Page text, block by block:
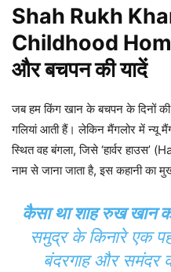
Shah Rukh
Childhood
और बचपन की यादें
जब हम किंग खान के बचपन के दिनों की
गलियां आती हैं। लेकिन मैंगलोर में न्यू
स्थित वह बंगला, जिसे ‘हार्वर हाउस’
नाम से जाना जाता है, इस कहानी का
कैसा था शाह रुख खान
समुद्र के किनारे एक
बंदरगाह और समंदर